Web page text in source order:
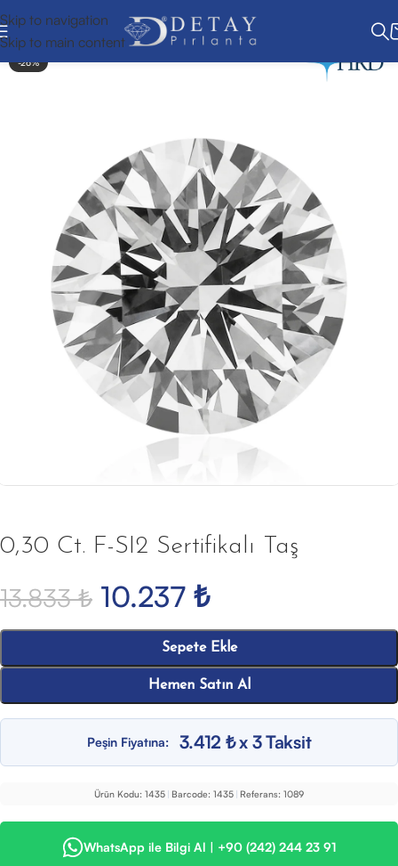
Skip to navigation
Skip to main content
-26%
0,30 Ct. F-SI2 Sertifikalı Taş
13.833₺ 10.237 ₺
Sepete Ekle
Hemen Satın Al
Peşin Fiyatına: 3.412 ₺ x 3 Taksit
Ürün Kodu: 1435 | Barcode: 1435 | Referans: 1089
WhatsApp ile Bilgi Al | +90 (242) 244 23 91